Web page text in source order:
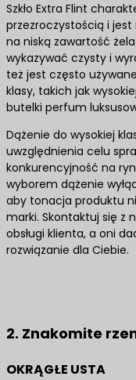
Szkło Extra Flint
przezroczystością i
na niską zawartość
wykazywać czysty i
też jest często
klasy, takich jak
butelki perfum
Dążenie do wysokiej
uwzględnienia celu
konkurencyjność na
wyborem dążenie
aby tonacja produktu
marki. Skontaktuj się z
obsługi klienta, a oni
rozwiązanie dla Ciebie.
2. Znakomite
OKRĄGŁE USTA